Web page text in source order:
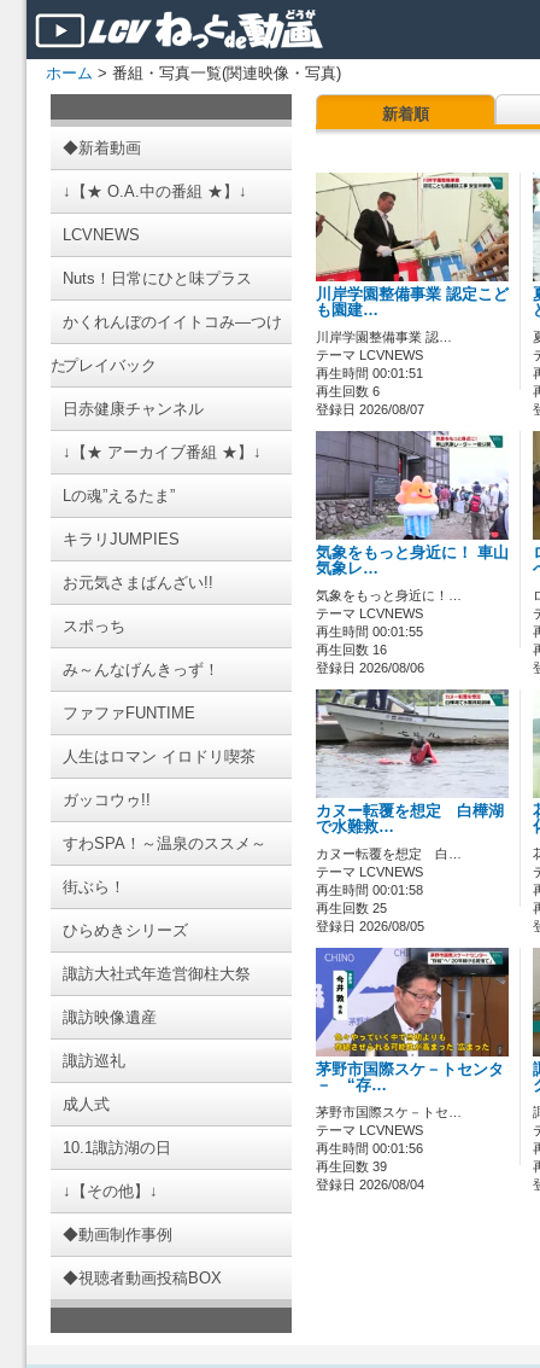
ホーム > 番組・写真一覧(関連映像・写真)
◆新着動画
↓【★ O.A.中の番組 ★】↓
LCVNEWS
Nuts！日常にひと味プラス
かくれんぼのイイトコみ―つけ
たプレイバック
日赤健康チャンネル
↓【★ アーカイブ番組 ★】↓
Lの魂”えるたま”
キラリJUMPIES
お元気さまばんざい!!
スポっち
み～んなげんきっず！
ファファFUNTIME
人生はロマン イロドリ喫茶
ガッコウゥ!!
すわSPA！～温泉のススメ～
街ぶら！
ひらめきシリーズ
諏訪大社式年造営御柱大祭
諏訪映像遺産
諏訪巡礼
成人式
10.1諏訪湖の日
↓【その他】↓
◆動画制作事例
◆視聴者動画投稿BOX
新着順
川岸学園整備事業 認定こど
も園建…
川岸学園整備事業 認…
テーマ LCVNEWS
再生時間 00:01:51
再生回数 6
登録日 2026/08/07
気象をもっと身近に！ 車山
気象レ…
気象をもっと身近に！…
テーマ LCVNEWS
再生時間 00:01:55
再生回数 16
登録日 2026/08/06
カヌー転覆を想定 白樺湖
で水難救…
カヌー転覆を想定 白…
テーマ LCVNEWS
再生時間 00:01:58
再生回数 25
登録日 2026/08/05
茅野市国際スケ－トセンタ
－ “存…
茅野市国際スケ－トセ…
テーマ LCVNEWS
再生時間 00:01:56
再生回数 39
登録日 2026/08/04